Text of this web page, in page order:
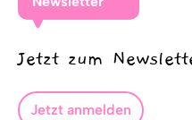
Jetzt zum
Jetzt anmelden